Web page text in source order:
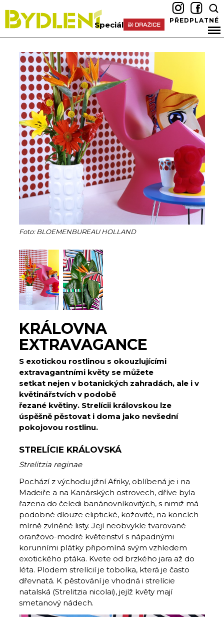
Speciál PŘEDPLATNÉ
Foto: BLOEMENBUREAU HOLLAND
KRÁLOVNA
EXTRAVAGANCE
S exotickou rostlinou s okouzlujícími
extravagantními květy se můžete
setkat nejen v botanických zahradách, ale i v
květinářstvích v podobě
řezané květiny. Strelícii královskou lze
úspěšně pěstovat i doma jako nevšední
pokojovou rostlinu.
STRELÍCIE KRÁLOVSKÁ
Strelitzia reginae
Pochází z východu jižní Afriky, oblíbená je i na
Madeiře a na Kanárských ostrovech, dříve byla
řazena do čeledi banánovníkovitých, s nimiž má
podobné dlouze eliptické, kožovité, na koncích
mírně zvlněné listy. Její neobvykle tvarované
oranžovo-modré květenství s nápadnými
korunními plátky připomíná svým vzhledem
exotického ptáka. Kvete od brzkého jara až do
léta. Plodem strelícií je tobolka, která je často
dřevnatá. K pěstování je vhodná i strelície
natalská (Strelitzia nicolai), jejíž květy mají
smetanový nádech.